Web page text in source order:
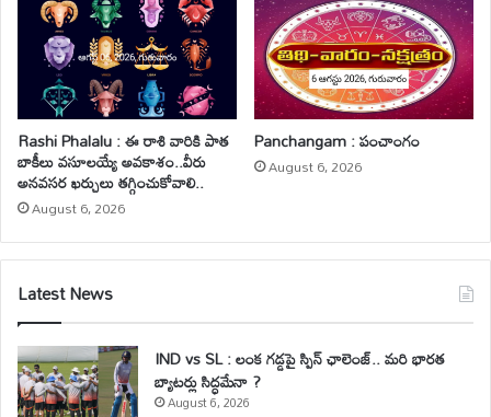
Rashi Phalalu : ఈ రాశి వారికి పాత
బాకీలు వసూలయ్యే అవకాశం..వీరు
అనవసర ఖర్చులు తగ్గించుకోవాలి..
August 6, 2026
Panchangam : పంచాంగం
August 6, 2026
Latest News
IND vs SL : లంక గడ్డపై స్పిన్ ఛాలెంజ్.. మరి భారత
బ్యాటర్లు సిద్ధమేనా ?
August 6, 2026